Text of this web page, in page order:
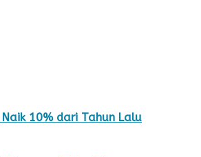
Naik 10% dari Tahun Lalu